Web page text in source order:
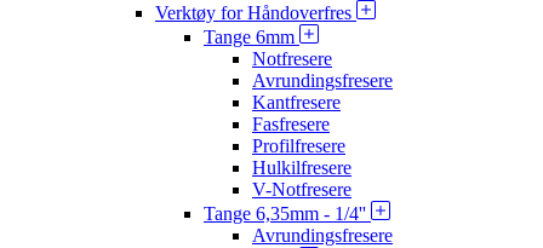
Verktøy for Håndoverfres
Tange 6mm
Notfresere
Avrundingsfresere
Kantfresere
Fasfresere
Profilfresere
Hulkilfresere
V-Notfresere
Tange 6,35mm - 1/4''
Avrundingsfresere